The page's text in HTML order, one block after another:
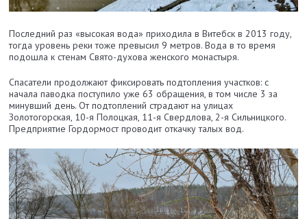
Последний раз «высокая вода» приходила в Витебск в 2013 году,
тогда уровень реки тоже превысил 9 метров. Вода в то время
подошла к стенам Свято-духова женского монастыря.
Спасатели продолжают фиксировать подтопления участков: с
начала паводка поступило уже 63 обращения, в том числе 3 за
минувший день. От подтоплений страдают на улицах
Золотогорская, 10-я Полоцкая, 11-я Свердлова, 2-я Сильницкого.
Предприятие Гордормост проводит откачку талых вод.